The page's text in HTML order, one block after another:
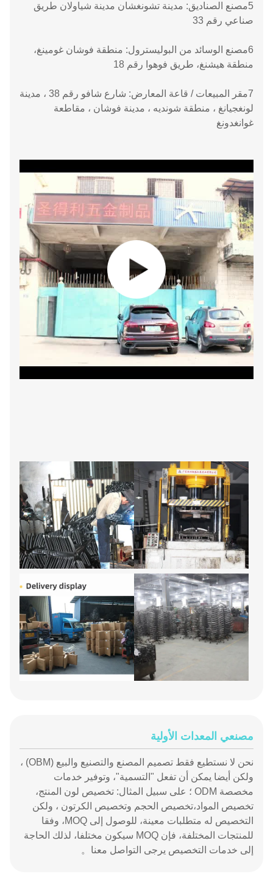
5مصنع الصناديق: مدينة تشونغشان مدينة شياولان طريق
صناعي رقم 33
6مصنع الوسائد من البوليسترول: منطقة فوشان غومينغ،
منطقة هيشنغ، طريق فوهوا رقم 18
7مقر المبيعات / قاعة المعارض: شارع شافو رقم 38 ، مدينة
لونغجيانغ ، منطقة شونديه ، مدينة فوشان ، مقاطعة
غوانغدونغ
مصنعي المعدات الأولية
نحن لا نستطيع فقط تصميم المصنع والتصنيع والبيع (OBM) ،
ولكن أيضا يمكن أن تفعل "التسمية"، وتوفير خدمات
مخصصة ODM ؛ على سبيل المثال: تخصيص لون المنتج،
تخصيص المواد،تخصيص الحجم وتخصيص الكرتون ، ولكن
التخصيص له متطلبات معينة، للوصول إلى MOQ، وفقا
للمنتجات المختلفة، فإن MOQ سيكون مختلفا، لذلك الحاجة
إلى خدمات التخصيص يرجى التواصل معنا。